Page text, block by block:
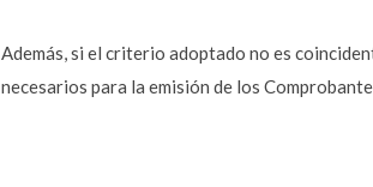
Además, si el criterio adoptado no es
necesarios para la emisión de los